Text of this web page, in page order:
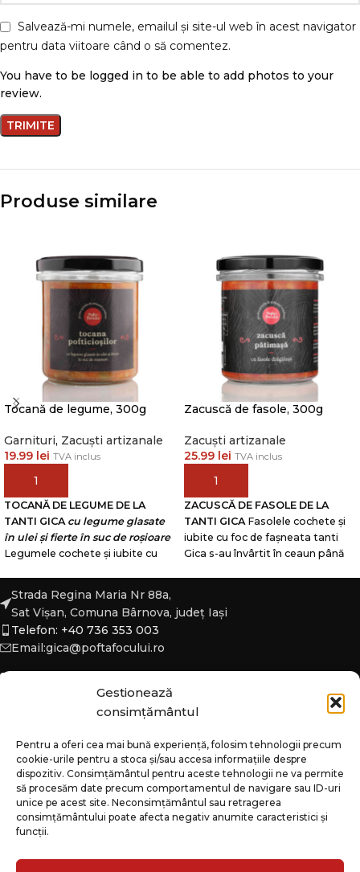
Gestionează
consimțământul
Pentru a oferi cea mai bună experiență, folosim tehnologii precum
cookie-urile pentru a stoca și/sau accesa informațiile despre
dispozitiv. Consimțământul pentru aceste tehnologii ne va permite
să procesăm date precum comportamentul de navigare sau ID-uri
unice pe acest site. Neconsimțământul sau retragerea
consimțământului poate afecta negativ anumite caracteristici și
funcții.
Salvează-mi numele, emailul și site-ul web în acest navigator
pentru data viitoare când o să comentez.
You have to be logged in to be able to add photos to your
review.
Produse similare
Tocană de legume, 300g
Garnituri, Zacuști artizanale
19.99 lei TVA inclus
ADAUGĂ ÎN COȘ
TOCANĂ DE LEGUME DE LA
TANTI GICA cu legume glasate
în ulei și fierte în suc de roșioare
Legumele cochete și iubite cu
un gust de care n-ai să te mai
poți sătura!INGREDIENTE: ceapă
bărbătoasă, roșioare zdravene,
gogoșari vârtoși, ardei grăsuți,
Legumele sunt
coapte pe-ndelete la foc de
prin metoda tradițională și fără
pic de conservanți.
PRODUS NOU
Zacuscă de fasole, 300g
Zacuști artizanale
25.99 lei TVA inclus
ADAUGĂ ÎN COȘ
ZACUSCĂ DE FASOLE DE LA
TANTI GICA Fasolele cochete și
iubite cu foc de fașneata tanti
Gica s-au învârtit în ceaun până
(55%), ceapă bărbătoasă, fasole
Ardeii
sunt copți pe-ndelete la foc de
prin metoda tradițională și fără
pic de conservanți.
Strada Regina Maria Nr 88a,
Sat Vișan, Comuna Bârnova, județ Iași
Telefon: +40 736 353 003
Email:gica@poftafocului.ro
CATEGORII
INFO